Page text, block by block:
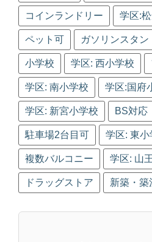
コインランドリー 学区:
ペット可 ガソリンスタン
小学校 学区: 西小学校
学区: 南小学校 学区:国府
学区: 新宮小学校 BS対応
駐車場2台目可 学区: 東小
複数バルコニー 学区: 山
ドラッグストア 新築・築